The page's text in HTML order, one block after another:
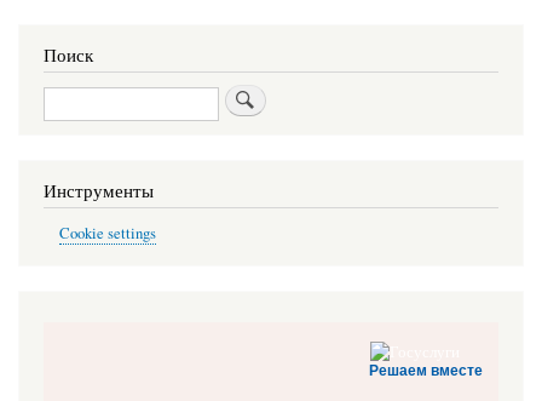
Поиск
Поиск
Инструменты
Cookie settings
Решаем вместе